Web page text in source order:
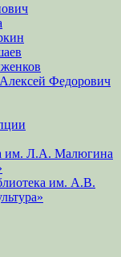
Федорович
им. Л.А. Малюгина
им. А.В.